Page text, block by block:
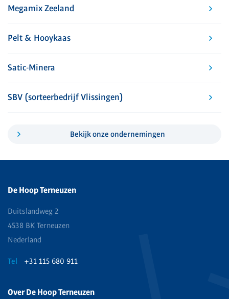
Megamix Zeeland
Pelt & Hooykaas
Satic-Minera
SBV (sorteerbedrijf Vlissingen)
Bekijk onze ondernemingen
De Hoop Terneuzen
Duitslandweg 2
4538 BK Terneuzen
Nederland
Tel +31 115 680 911
Over De Hoop Terneuzen